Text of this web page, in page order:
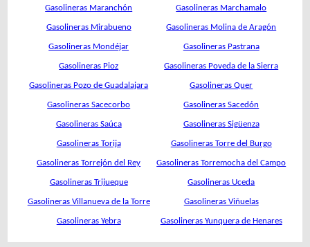
Gasolineras Maranchón Gasolineras Marchamalo
Gasolineras Mirabueno Gasolineras Molina de Aragón
Gasolineras Mondéjar Gasolineras Pastrana
Gasolineras Pioz Gasolineras Poveda de la Sierra
Gasolineras Pozo de Guadalajara Gasolineras Quer
Gasolineras Sacecorbo Gasolineras Sacedón
Gasolineras Saúca Gasolineras Sigüenza
Gasolineras Torija Gasolineras Torre del Burgo
Gasolineras Torrejón del Rey Gasolineras Torremocha del Campo
Gasolineras Trijueque Gasolineras Uceda
Gasolineras Villanueva de la Torre Gasolineras Viñuelas
Gasolineras Yebra Gasolineras Yunquera de Henares